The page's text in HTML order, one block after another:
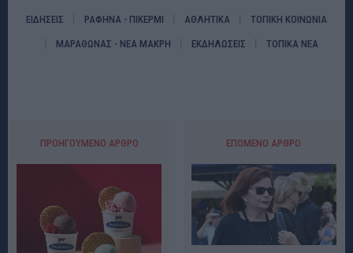
ΕΙΔΗΣΕΙΣ ΡΑΦΗΝΑ - ΠΙΚΕΡΜΙ ΑΘΛΗΤΙΚΑ ΤΟΠΙΚΗ ΚΟΙΝΩΝΙΑ
ΜΑΡΑΘΩΝΑΣ - ΝΕΑ ΜΑΚΡΗ ΕΚΔΗΛΩΣΕΙΣ ΤΟΠΙΚΑ ΝΕΑ
ΠΡΟΗΓΟΎΜΕΝΟ ΆΡΘΡΟ ΕΠΌΜΕΝΟ ΆΡΘΡΟ